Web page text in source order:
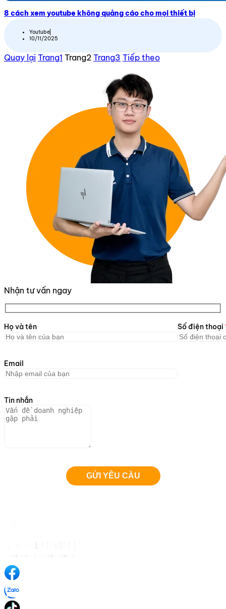
8 cách xem youtube không quảng cáo cho mọi thiết bị
Youtube
10/11/2025
Quay lại Trang1 Trang2 Trang3 Tiếp theo
Nhận tư vấn ngay
Họ và tên Số điện thoại
Email
Tin nhắn